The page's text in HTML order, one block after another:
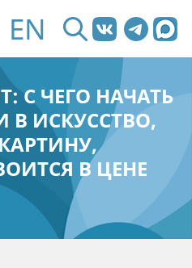
EN
С ЧЕГО НАЧАТЬ
В ИСКУССТВО,
В ЦЕНЕ